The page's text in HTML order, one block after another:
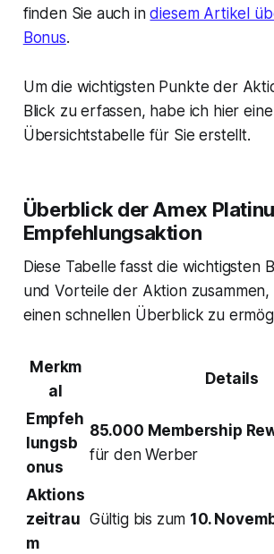
finden Sie auch indiesem Artikel
Bonus.
Um die wichtigsten Punkte der
Blick zu erfassen, habe ich hier
Übersichtstabelle für Sie erstellt.
Überblick der Amex
Empfehlungsaktion
Diese Tabelle fasst die wichtigsten
und Vorteile der Aktion zusammen,
einen schnellen Überblick zu
Merkm
al
Details
Empfeh
lungsb
onus
85.000 Membership
für den Werber
Aktions
zeitrau
m
Gültig bis zum 10.